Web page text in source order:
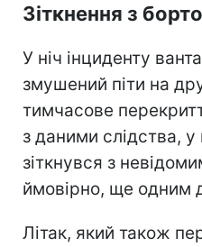
Зіткнення з
У ніч інциденту
змушений піти на
тимчасове
з даними слідства, у
зіткнувся з
ймовірно, ще одним
Літак, який також